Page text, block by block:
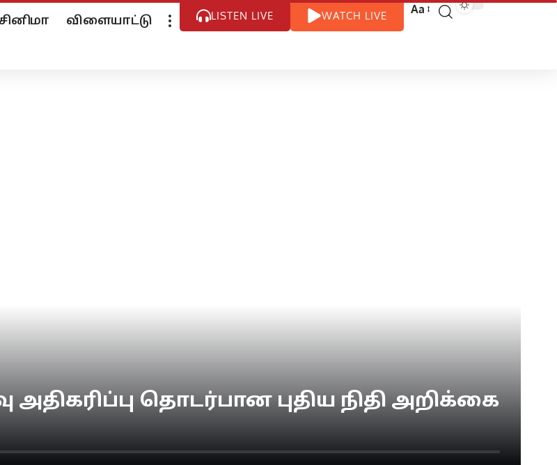
சினிமா விளையாட்டு LISTEN LIVE WATCH LIVE Aa
தொடர்பான புதிய நிதி அறிக்கை